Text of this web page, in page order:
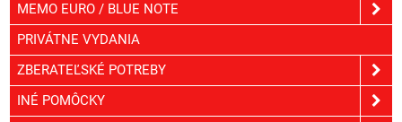
MEMO EURO / BLUE NOTE
PRIVÁTNE VYDANIA
ZBERATEĽSKÉ POTREBY
INÉ POMÔCKY